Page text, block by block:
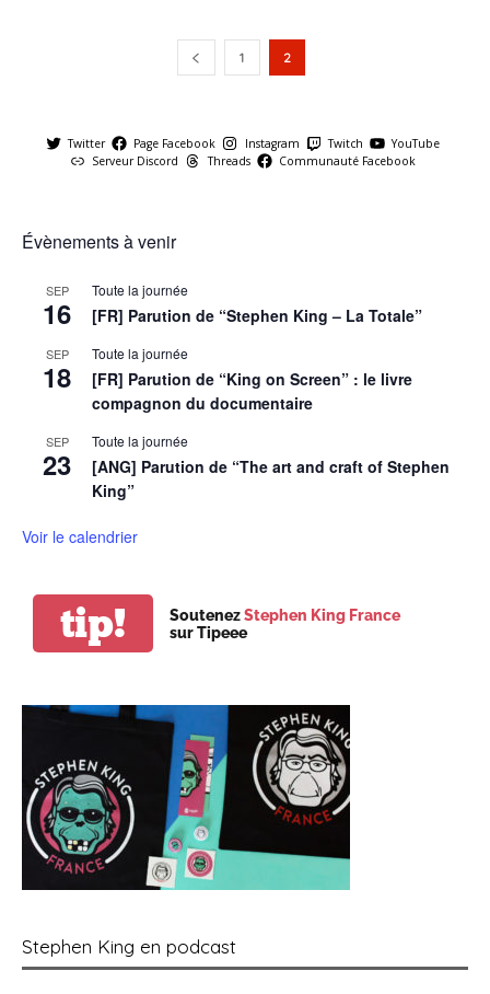
1 2
Twitter Page Facebook Instagram Twitch
YouTube
Serveur Discord
Threads Communauté Facebook
Évènements à venir
SEP
16
Toute la journée
[FR] Parution de “Stephen King – La Totale”
SEP
18
Toute la journée
[FR] Parution de “King on Screen” : le livre
compagnon du documentaire
SEP
23
Toute la journée
[ANG] Parution de “The art and craft of Stephen
King”
Voir le calendrier
tip! SoutenezStephen King France
sur Tipeee
Stephen King en podcast